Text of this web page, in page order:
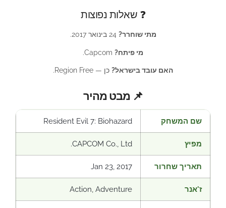
❓ שאלות נפוצות
מתי שוחרר? 24 בינואר 2017.
מי פיתח?
האם עובד בישראל? כן — Region Free.
📌 מבט מהיר
שם המשחק Resident Evil 7: Biohazard
מפיץ CAPCOM Co., Ltd.
תאריך שחרור Jan 23, 2017
ז'אנר Action, Adventure